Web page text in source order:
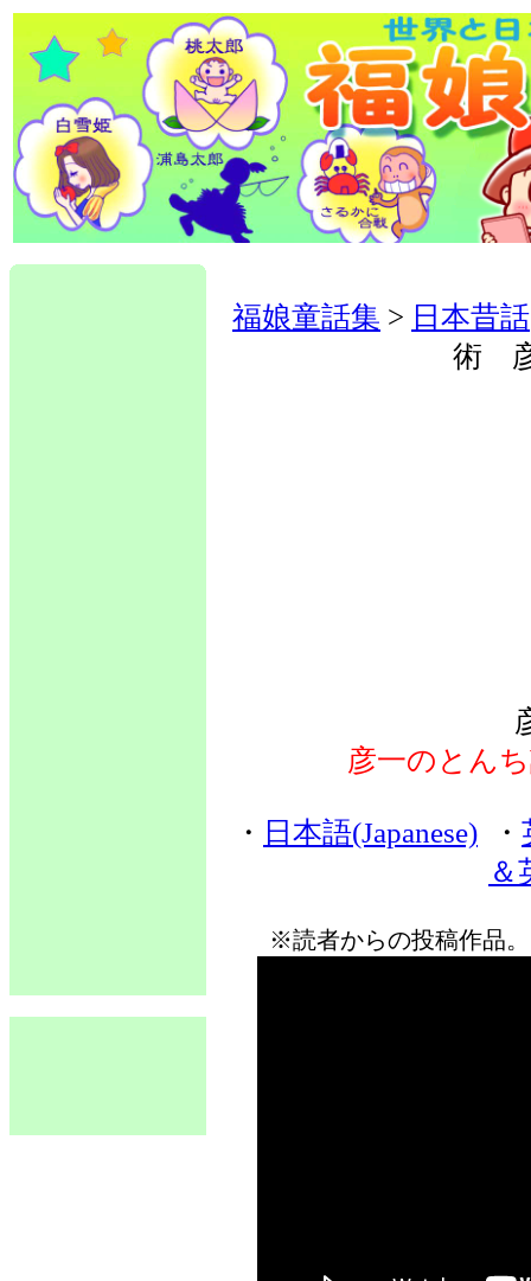
福娘童話集 > 日本昔話
術
彦一のとん
・ 日本語(Japanese) ・
＆
※読者からの投稿作品